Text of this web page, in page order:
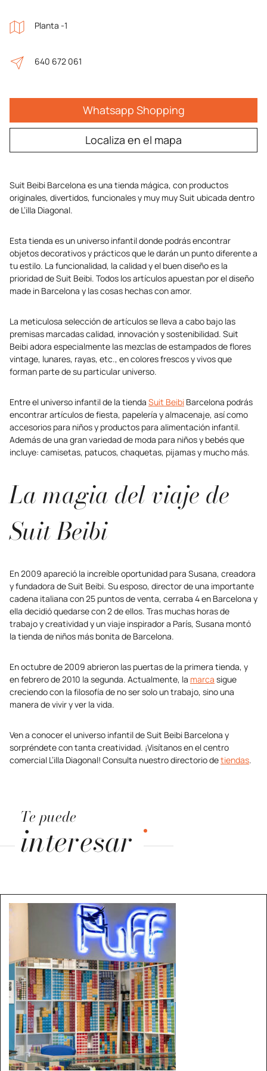
Planta -1
640 672 061
Whatsapp Shopping
Localiza en el mapa
Suit Beibi Barcelona es una tienda mágica, con productos
originales, divertidos, funcionales y muy muy Suit ubicada dentro
de L’illa Diagonal.
Esta tienda es un universo infantil donde podrás encontrar
objetos decorativos y prácticos que le darán un punto diferente a
tu estilo. La funcionalidad, la calidad y el buen diseño es la
prioridad de Suit Beibi. Todos los artículos apuestan por el diseño
made in Barcelona y las cosas hechas con amor.
La meticulosa selección de artículos se lleva a cabo bajo las
premisas marcadas calidad, innovación y sostenibilidad. Suit
Beibi adora especialmente las mezclas de estampados de flores
vintage, lunares, rayas, etc., en colores frescos y vivos que
forman parte de su particular universo.
Entre el universo infantil de la tienda Suit Beibi Barcelona podrás
encontrar artículos de fiesta, papelería y almacenaje, así como
accesorios para niños y productos para alimentación infantil.
Además de una gran variedad de moda para niños y bebés que
incluye: camisetas, patucos, chaquetas, pijamas y mucho más.
La magia del viaje de
Suit Beibi
En 2009 apareció la increíble oportunidad para Susana, creadora
y fundadora de Suit Beibi. Su esposo, director de una importante
cadena italiana con 25 puntos de venta, cerraba 4 en Barcelona y
ella decidió quedarse con 2 de ellos. Tras muchas horas de
trabajo y creatividad y un viaje inspirador a París, Susana montó
la tienda de niños más bonita de Barcelona.
En octubre de 2009 abrieron las puertas de la primera tienda, y
en febrero de 2010 la segunda. Actualmente, la marca sigue
creciendo con la filosofía de no ser solo un trabajo, sino una
manera de vivir y ver la vida.
Ven a conocer el universo infantil de Suit Beibi Barcelona y
sorpréndete con tanta creatividad. ¡Visítanos en el centro
comercial L’illa Diagonal! Consulta nuestro directorio detiendas.
Te puede
interesar